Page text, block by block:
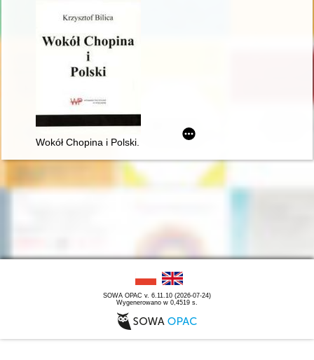
Wokół Chopina i Polski. Siedem szkiców
SOWA OPAC v. 6.11.10 (2026-07-24)
Wygenerowano w 0,4519 s.